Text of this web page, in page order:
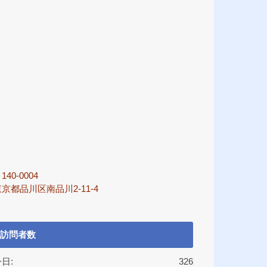
140-0004
京都品川区南品川2-11-4
訪問者数
326
: